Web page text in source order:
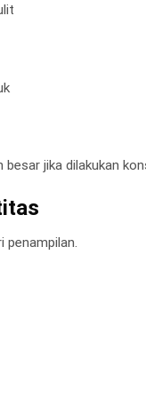
besar jika dilakukan
penampilan.